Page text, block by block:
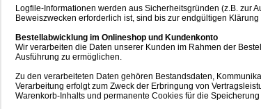
Logfile-Informationen werden aus Sicherheitsgründen (z.B. zur
Beweiszwecken erforderlich ist, sind bis zur endgültigen
Bestellabwicklung im Onlineshop und Kundenkonto
Wir verarbeiten die Daten unserer Kunden im Rahmen der
Ausführung zu ermöglichen.
Zu den verarbeiteten Daten gehören Bestandsdaten,
Verarbeitung erfolgt zum Zweck der Erbringung von
Warenkorb-Inhalts und permanente Cookies für die